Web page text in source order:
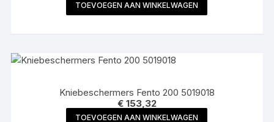
TOEVOEGEN AAN WINKELWAGEN
Kniebeschermers Fento 200 5019018
€153,32
TOEVOEGEN AAN WINKELWAGEN